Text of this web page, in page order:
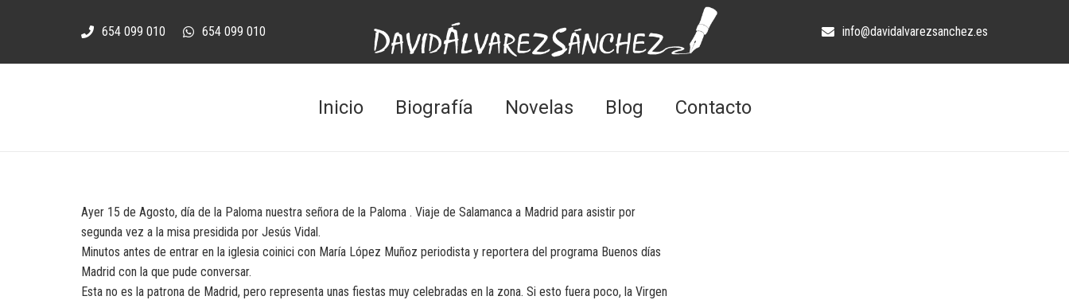
654 099 010 654 099 010 info@davidalvarezsanchez.es
Inicio Biografía Novelas Blog Contacto
Ayer 15 de Agosto, día de la Paloma nuestra señora de la Paloma . Viaje de Salamanca a Madrid para asistir por
segunda vez a la misa presidida por Jesús Vidal.
Minutos antes de entrar en la iglesia coinici con María López Muñoz periodista y reportera del programa Buenos días
Madrid con la que pude conversar.
Esta no es la patrona de Madrid, pero representa unas fiestas muy celebradas en la zona. Si esto fuera poco, la Virgen